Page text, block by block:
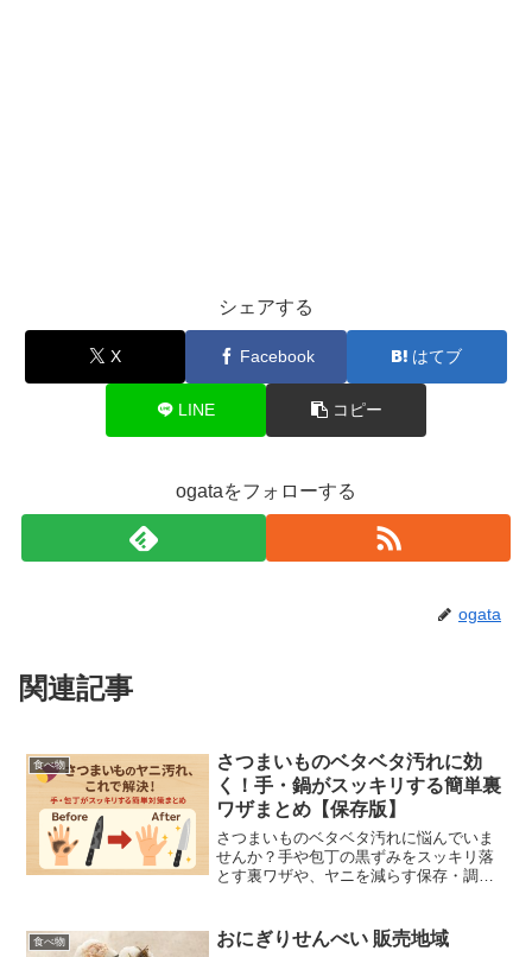
シェアする
X Facebook はてブ
LINE コピー
ogataをフォローする
ogata
関連記事
食べ物
さつまいものベタベタ汚れに効
く！手・鍋がスッキリする簡単裏
ワザまとめ【保存版】
さつまいものベタベタ汚れに悩んでいま
せんか？手や包丁の黒ずみをスッキリ落
とす裏ワザや、ヤニを減らす保存・調理
食べ物 おにぎりせんべい 販売地域